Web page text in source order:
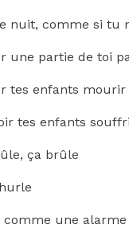
nuit, comme si tu
une partie de toi
tes enfants mourir
tes enfants
ça brûle
comme une